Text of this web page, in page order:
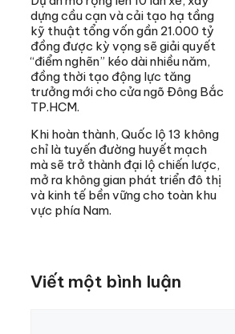
dựng cầu cạn và cải tạo hạ tầng
kỹ thuật tổng vốn gần 21.000 tỷ
đồng được kỳ vọng sẽ giải quyết
“điểm nghẽn” kéo dài nhiều năm,
đồng thời tạo động lực tăng
trưởng mới cho cửa ngõ Đông Bắc
TP.HCM.
Khi hoàn thành, Quốc lộ 13 không
chỉ là tuyến đường huyết mạch
mà sẽ trở thành đại lộ chiến lược,
mở ra không gian phát triển đô thị
và kinh tế bền vững cho toàn khu
vực phía Nam.
Viết một bình luận